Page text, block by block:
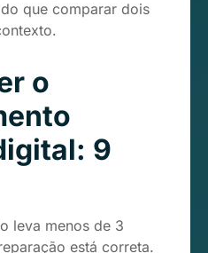
que comparar dois
o
9
leva menos de 3
está correta.